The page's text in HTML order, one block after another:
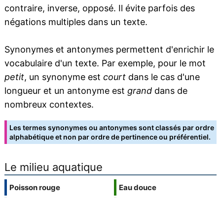
contraire, inverse, opposé. Il évite parfois des
négations multiples dans un texte.
Synonymes et antonymes permettent d'enrichir le
vocabulaire d'un texte. Par exemple, pour le mot
petit, un synonyme est courtdans le cas d'une
longueur et un antonyme est granddans de
nombreux contextes.
Les termes synonymes ou antonymes sont classés par ordre
alphabétique et non par ordre de pertinence ou préférentiel.
Le milieu aquatique
Poisson rouge
Eau douce